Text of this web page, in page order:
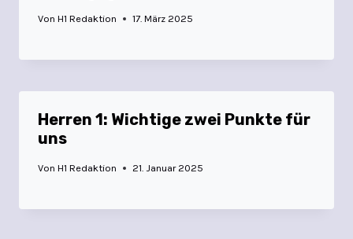
Von H1 Redaktion 17. März 2025
Herren 1: Wichtige zwei Punkte für
uns
Von H1 Redaktion 21. Januar 2025